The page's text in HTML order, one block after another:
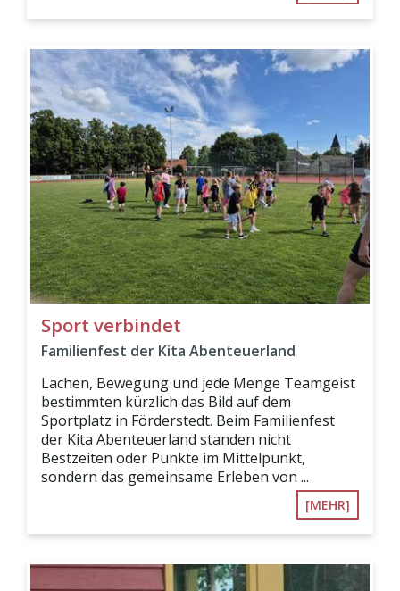
Sport verbindet
Familienfest der Kita Abenteuerland
Lachen, Bewegung und jede Menge Teamgeist
bestimmten kürzlich das Bild auf dem
Sportplatz in Förderstedt. Beim Familienfest
der Kita Abenteuerland standen nicht
Bestzeiten oder Punkte im Mittelpunkt,
sondern das gemeinsame Erleben von ...
[MEHR]